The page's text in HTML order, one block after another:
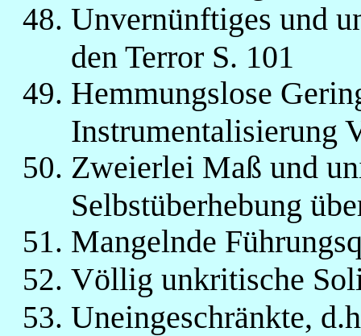
Unvernünftiges und
den Terror S. 101
Hemmungslose
Instrumentalisierung
Zweierlei Maß und
Selbstüberhebung
Mangelnde
Völlig unkritische
Uneingeschränkte,